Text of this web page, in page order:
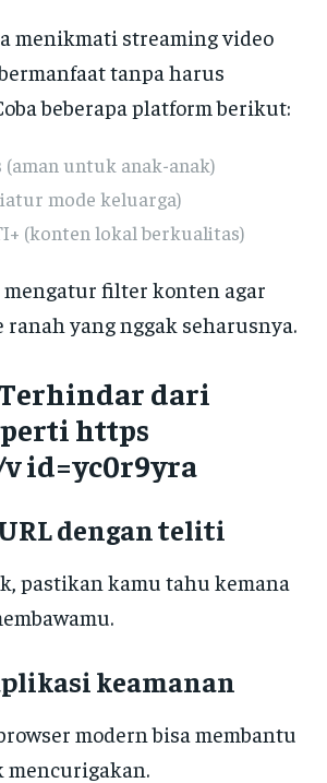
menikmati streaming video
tanpa harus
beberapa platform berikut:
(aman untuk anak-anak)
mode keluarga)
(konten lokal berkualitas)
mengatur filter konten agar
yang nggak seharusnya.
dari
https
id=yc0r9yra
dengan teliti
pastikan kamu tahu kemana
keamanan
modern bisa membantu